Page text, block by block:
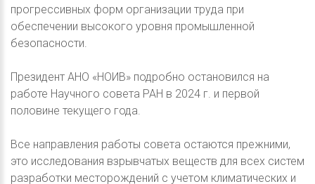
прогрессивных форм организации труда при
обеспечении высокого уровня промышленной
безопасности.
Президент АНО «НОИВ» подробно остановился на
работе Научного совета РАН в 2024 г. и первой
половине текущего года.
Все направления работы совета остаются прежними,
это исследования взрывчатых веществ для всех систем
разработки месторождений с учетом климатических и